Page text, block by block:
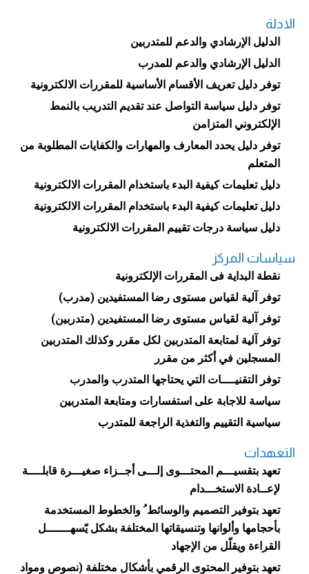
الادلة
الدليل الإرشادي والدعم للمتدربين
الدليل الإرشادي والدعم للمدرب
توفر دليل تعريف الأقسام الأساسية للمقررات الالكترونية
توفر دليل سياسة التواصل عند تقديم التدريب بالنمط
الإلكتروني المتزامن
توفر دليل يحدد المعارف والمهارات والكفايات المطلوبة من
المتعلم
دليل تعليمات كيفية البدء باستخدام المقررات الالكترونية
دليل تعليمات كيفية البدء باستخدام المقررات الالكترونية
دليل سياسة درجات تقييم المقررات الالكترونية
سياسات المركز
نقطة البداية فى المقررات الإلكترونية
توفر آلية لقياس مستوى رضا المستفيدين (مدرب)
توفر آلية لقياس مستوى رضا المستفيدين (متدربين)
توفر آلية لمتابعة المتدربين لكل مقرر وكذلك المتدربين
المسجلين في أكثر من مقرر
توفر التقنيــــات التي يحتاجها المتدرب والمدرب
سياسة للاجابة على استفسارات ومتابعة المتدربين
سياسية التقييم والتغذية الراجعة للمتدرب
التعهدات
تعهد بتقسيـــم المحتـــوى إلـــى أجــزاء صغيـــرة قابلــــة
لإعــادة الاستخـــدام
تعهد بتوفير التصميم والوسائط ُ والخطوط المستخدمة
بأحجامها وألوانها وتنسيقاتها المختلفة بشكل يّسهـــــــل
القراءة ويقلّل من الإجهاد
تعهد بتوفير المحتوى الرقمي بأشكال مختلفة (نصوص ومواد